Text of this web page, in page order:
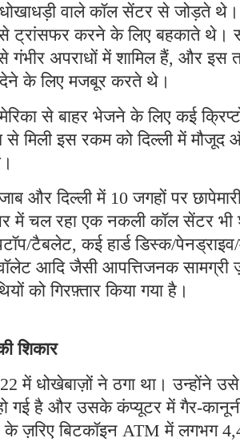
धोखाधड़ी वाले कॉल सेंटर से जोड़ते
ट्रांसफर करने के लिए बहकाते थे।
गंभीर अपराधों में शामिल हैं, और इस
देने के लिए मजबूर करते थे।
से बाहर भेजने के लिए कई
से मिली इस रकम को दिल्ली में मौजूद
और दिल्ली में 10 जगहों पर
में चल रहा एक नकली कॉल सेंटर भी
टैबलेट, कई हार्ड डिस्क/पेनड्राइव/
आदि जैसी आपत्तिजनक सामग्री
को गिरफ़्तार किया गया है।
शिकार
में धोखेबाज़ों ने ठगा था। उन्होंने
गई है और उसके कंप्यूटर में गैर-
बिटकॉइन ATM में लगभग